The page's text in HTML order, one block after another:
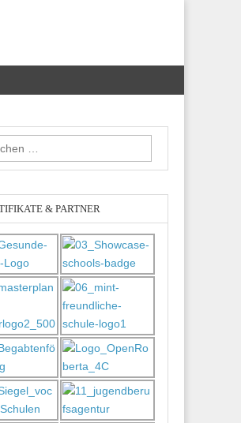
& PARTNER